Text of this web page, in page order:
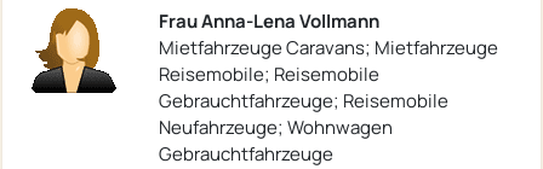
Frau Anna-Lena Vollmann
Mietfahrzeuge Caravans; Mietfahrzeuge
Reisemobile; Reisemobile
Gebrauchtfahrzeuge; Reisemobile
Neufahrzeuge; Wohnwagen
Gebrauchtfahrzeuge